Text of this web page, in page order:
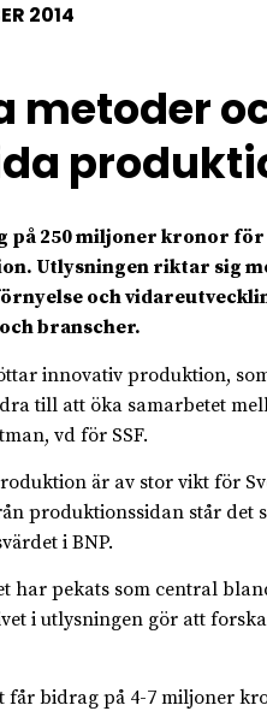
2014
metoder
på 250 miljoner kronor
Utlysningen riktar sig
och
branscher.
innovativ produktion,
till att öka samarbetet
vd för SSF.
är av stor vikt för
produktionssidan står det
i BNP.
har pekats som central
i utlysningen gör att
får bidrag på 4-7 miljoner